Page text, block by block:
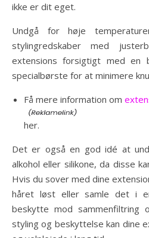
ikke er dit eget.
Undgå for høje
stylingredskaber med
extensions forsigtigt med en
specialbørste for at minimere
Få mere information om
her.
Det er også en god idé at
alkohol eller silikone, da disse
Hvis du sover med dine
håret løst eller samle det i
beskytte mod
styling og beskyttelse kan dine